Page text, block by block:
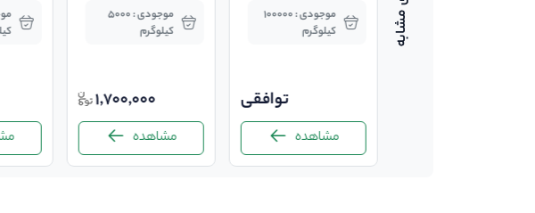
موجودی : 100000
کیلوگرم
توافقی
مشاهده
موجودی : 5000
کیلوگرم
1,700,000
مشاهده